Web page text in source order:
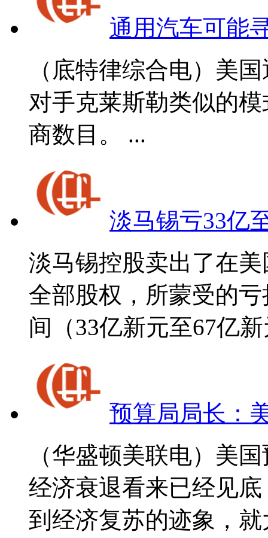
通用汽车可能
（底特律综合电）美
对手克莱斯勒类似的
商数目。 ...
淡马锡亏33亿
淡马锡控股卖出了在美
全部股权，所蒙受的
间（33亿新元至67亿
预算局局长：
（华盛顿美联电）美
经济衰退看来已经见
到经济复苏的迹象，